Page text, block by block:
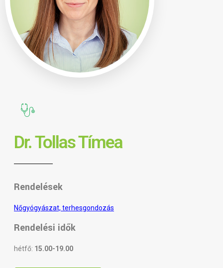
Dr. Tollas Tímea
Rendelések
Nőgyógyászat, terhesgondozás
Rendelési idők
hétfő: 15.00-19.00